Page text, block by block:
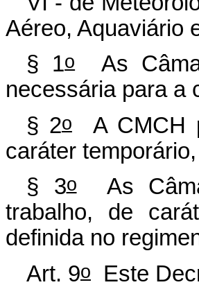
Aéreo, Aquaviário
§ 1oAs
necessária para a
§ 2oA CMCH
caráter
§ 3oAs
trabalho, de
definida no
Art. 9o
Este